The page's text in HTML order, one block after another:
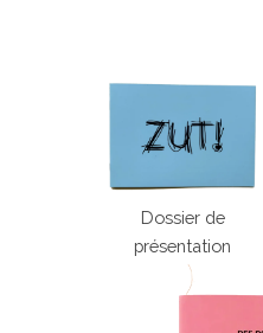
Dossier de
présentation